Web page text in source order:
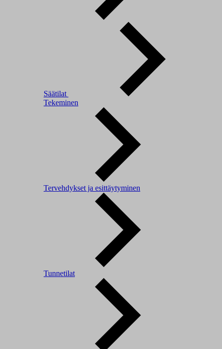
Säätilat
Tekeminen
Tervehdykset ja esittäytyminen
Tunnetilat